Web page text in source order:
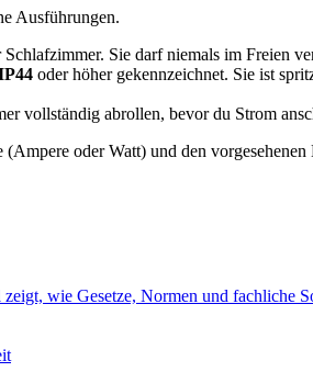
Ausführungen.
Sie darf niemals im Freien
oder höher gekennzeichnet. Sie ist
vollständig abrollen, bevor du Strom
oder Watt) und den vorgesehenen
wie Gesetze, Normen und fachliche